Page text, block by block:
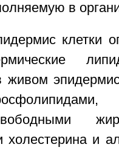
в
клетки
живом
и